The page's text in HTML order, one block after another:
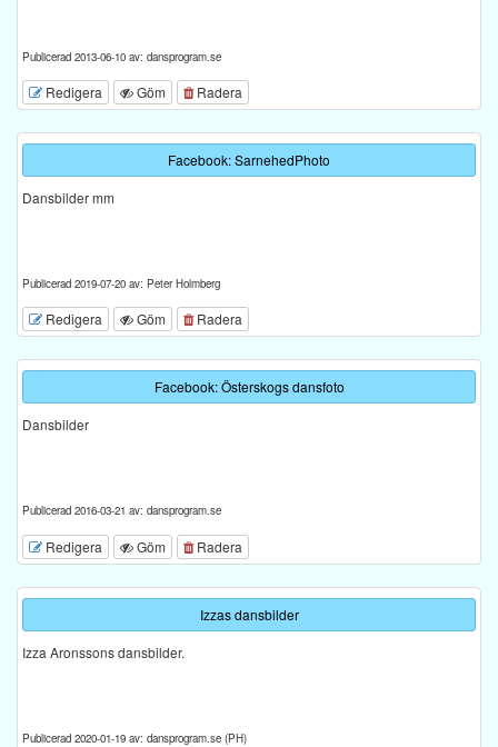
Publicerad 2013-06-10 av: dansprogram.se
Redigera Göm Radera
Facebook: SarnehedPhoto
Dansbilder mm
Publicerad 2019-07-20 av: Peter Holmberg
Redigera Göm Radera
Facebook: Österskogs dansfoto
Dansbilder
Publicerad 2016-03-21 av: dansprogram.se
Redigera Göm Radera
Izzas dansbilder
Izza Aronssons dansbilder.
Publicerad 2020-01-19 av: dansprogram.se (PH)